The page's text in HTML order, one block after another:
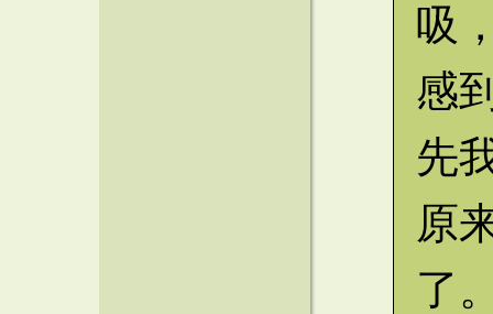
吸
感
先
原
了